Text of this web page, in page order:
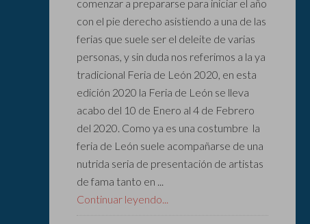
comenzar a prepararse para iniciar el año
con el pie derecho asistiendo a una de las
ferias que suele ser el deleite de varias
personas, y sin duda nos referimos a la ya
tradicional Feria de León 2020, en esta
edición 2020 la Feria de León se lleva
acabo del 10 de Enero al 4 de Febrero
del 2020. Como ya es una costumbre la
feria de León suele acompañarse de una
nutrida seria de presentación de artistas
de fama tanto en ...
Continuar leyendo...